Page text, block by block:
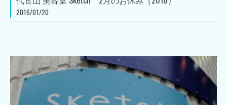
2016/01/20